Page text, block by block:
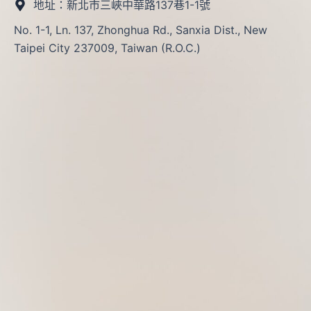
地址：新北市三峽中華路137巷1-1號
No. 1-1, Ln. 137, Zhonghua Rd., Sanxia Dist., New
Taipei City 237009, Taiwan (R.O.C.)